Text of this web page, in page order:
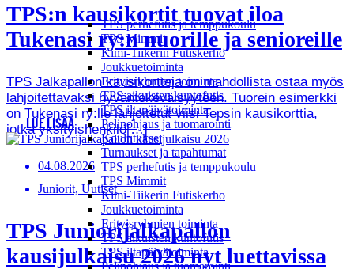
TPS perhefutis ja temppukoulu
TPS Mimmit
Kimi-Tiikerin Futiskerho
Joukkuetoiminta
Erityisryhmien toiminta
TPS aikuisten kuntofutis
TPS iltapäivätoiminta
Pelinohjaus ja tuomarointi
Koulutukset
Turnaukset ja tapahtumat
TPS perhefutis ja temppukoulu
TPS Mimmit
Kimi-Tiikerin Futiskerho
Joukkuetoiminta
Erityisryhmien toiminta
TPS aikuisten kuntofutis
TPS iltapäivätoiminta
TPS:n kausikortit tuovat iloa
Tukenasi ry:n nuorille ja senioreille
TPS Jalkapallon kausikortteja on mahdollista ostaa myös
lahjoitettavaksi hyväntekeväisyyteen. Tuorein esimerkki
on Tukenasi ry:lle lahjoitetut viisi Tepsin kausikorttia,
jotka yksityishenkilö[…]
LUE LISÄÄ
04.08.2026
Juniorit, Uutiset
TPS Juniorijalkapallon
kausijulkaisu 2026 nyt luettavissa